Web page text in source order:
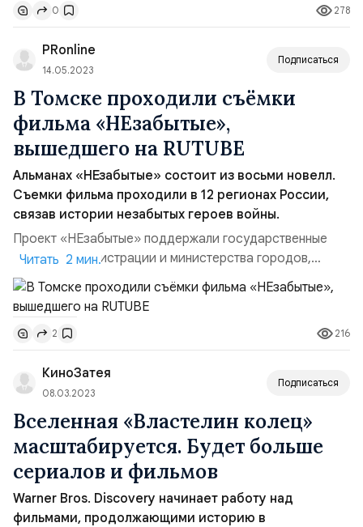
национальный лидер Владимир Путин, к концу 1990-х
годов страна утратила значительную часть
суверенитета. В. Пут...
0 278
PRonline
14.05.2023
Подписаться
В Томске проходили съёмки
фильма «НЕзабытые»,
вышедшего на RUTUBE
Альманах «НЕзабытые» состоит из восьми новелл.
Съемки фильма проходили в 12 регионах России,
связав истории незабытых героев войны.
Проект «НЕзабытые» поддержали государственные
архивы, администрации и министерства городов,
поисковые отряды, муниципальные библиотеки,
театры, СМИ, студенты, батальоны народного
ополчения, а во Владивостоке — Тихоокеанский флот
и Морской Государственный университет. Съёмки,
проходившие в Томске, в очередной раз доказали, как
важно людям по вс...
Читать 2 мин.
2 216
КиноЗатея
08.03.2023
Подписаться
Вселенная «Властелин колец»
масштабируется. Будет больше
сериалов и фильмов
Warner Bros. Discovery начинает работу над
фильмами, продолжающими историю в